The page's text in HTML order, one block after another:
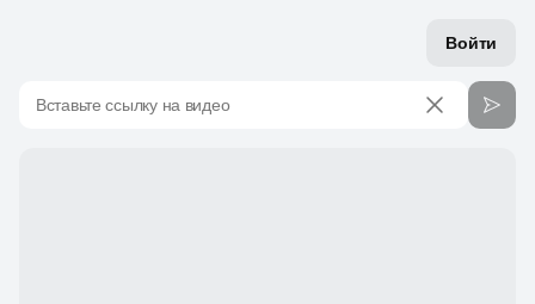
Войти
Вставьте ссылку на видео